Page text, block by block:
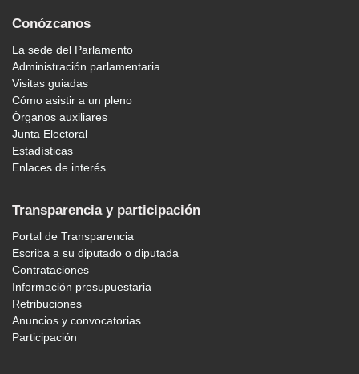
Conózcanos
La sede del Parlamento
Administración parlamentaria
Visitas guiadas
Cómo asistir a un pleno
Órganos auxiliares
Junta Electoral
Estadísticas
Enlaces de interés
Transparencia y participación
Portal de Transparencia
Escriba a su diputado o diputada
Contrataciones
Información presupuestaria
Retribuciones
Anuncios y convocatorias
Participación